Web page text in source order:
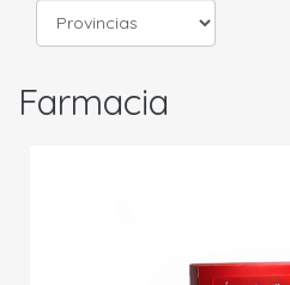
Farmacia